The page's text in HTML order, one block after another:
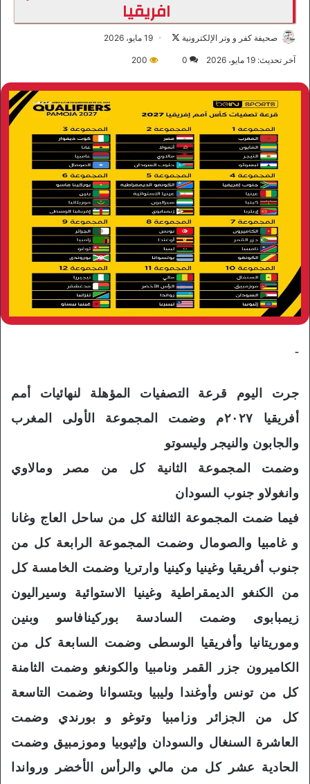
افريقيا
صحيفة كفر و وتر الإلكترونية
ل
ى
X
19 مايو، 2026
آخر تحديث: 19 مايو، 2026 0
200
-
جرت اليوم قرعة التصفيات المؤهلة لنهائيات أمم
أفريقيا ٢٠٢٧م وضمت المجموعة الأولى المغرب
والجابون والنيجر وليسوتو
وضمت المجموعة الثانية كل من مصر ومالاوي
وانغولاو جنوب السودان
فيما ضمت المجموعة الثالثة كل من ساحل العاج وغانا
و غامبيا والصومال وضمت المجموعة الرابعة كل من
جنوب أفريقيا وغينيا وكينيا وارتريا وضمت الخامسة كل
من الكنغو الديمقراطية وغينيا الاستوائية وسيراليون
زيمبابوى وضمت السادسة بوركينافاسو وبنين
وموريتانيا وأفريقيا الوسطى وضمت السابعة كل من
الكاميرون جزر القمر ونامبيا والكونغو وضمت الثامنة
كل من تونس وأوغندا وليبيا وبتسوانا وضمت التاسعة
كل من الجزائر وزامبيا وتوغو و بورندي وضمت
العاشرة السنغال والسودان وإثيوبيا وموزمبيق وضمت
الحادية عشر كل من مالي والرأس الأخضر ورواندا